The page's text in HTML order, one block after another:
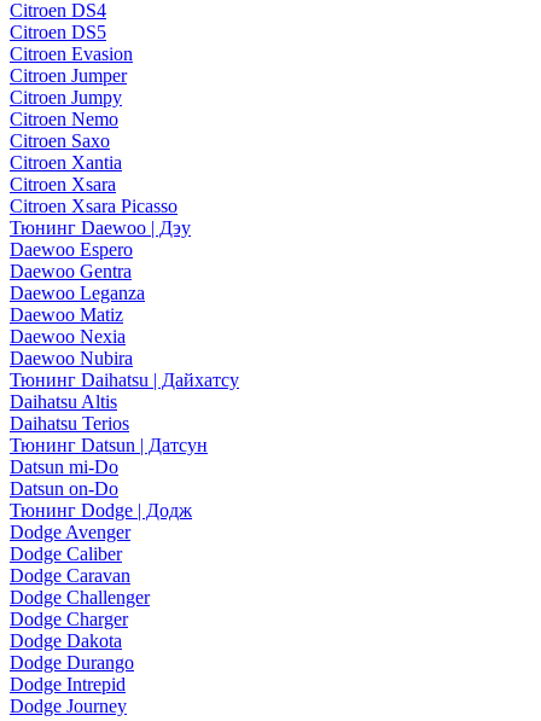
Citroen DS4
Citroen DS5
Citroen Evasion
Citroen Jumper
Citroen Jumpy
Citroen Nemo
Citroen Saxo
Citroen Xantia
Citroen Xsara
Citroen Xsara Picasso
Тюнинг Daewoo | Дэу
Daewoo Espero
Daewoo Gentra
Daewoo Leganza
Daewoo Matiz
Daewoo Nexia
Daewoo Nubira
Тюнинг Daihatsu | Дайхатсу
Daihatsu Altis
Daihatsu Terios
Тюнинг Datsun | Датсун
Datsun mi-Do
Datsun on-Do
Тюнинг Dodge | Додж
Dodge Avenger
Dodge Caliber
Dodge Caravan
Dodge Challenger
Dodge Charger
Dodge Dakota
Dodge Durango
Dodge Intrepid
Dodge Journey